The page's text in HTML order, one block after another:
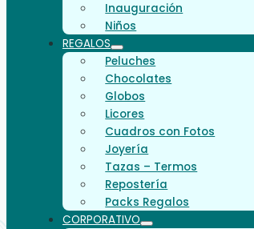
Inauguración
Niños
REGALOS
Peluches
Chocolates
Globos
Licores
Cuadros con Fotos
Joyería
Tazas – Termos
Repostería
Packs Regalos
CORPORATIVO